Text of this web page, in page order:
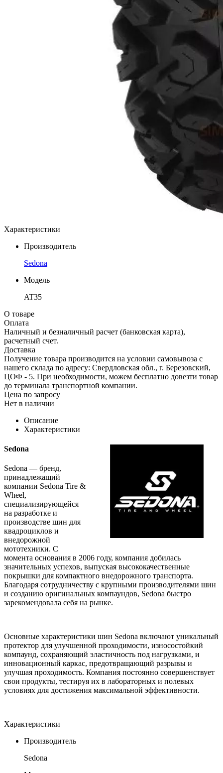
Характеристики
Производитель
Sedona
Модель
AT35
О товаре
Оплата
Наличный и безналичный расчет (банковская карта),
расчетный счет.
Доставка
Получение товара производится на условии самовывоза с
нашего склада по адресу: Свердловская обл., г. Березовский,
ЦОФ - 5. При необходимости, можем бесплатно довезти товар
до терминала транспортной компании.
Цена по запросу
Нет в наличии
Описание
Характеристики
Sedona
Sedona — бренд,
принадлежащий
компании Sedona Tire &
Wheel,
специализирующейся
на разработке и
производстве шин для
квадроциклов и
внедорожной
мототехники. С
момента основания в 2006 году, компания добилась
значительных успехов, выпуская высококачественные
покрышки для компактного внедорожного транспорта.
Благодаря сотрудничеству с крупными производителями шин
и созданию оригинальных компаундов, Sedona быстро
зарекомендовала себя на рынке.
Основные характеристики шин Sedona включают уникальный
протектор для улучшенной проходимости, износостойкий
компаунд, сохраняющий эластичность под нагрузками, и
инновационный каркас, предотвращающий разрывы и
улучшая проходимость. Компания постоянно совершенствует
свои продукты, тестируя их в лабораторных и полевых
условиях для достижения максимальной эффективности.
Характеристики
Производитель
Sedona